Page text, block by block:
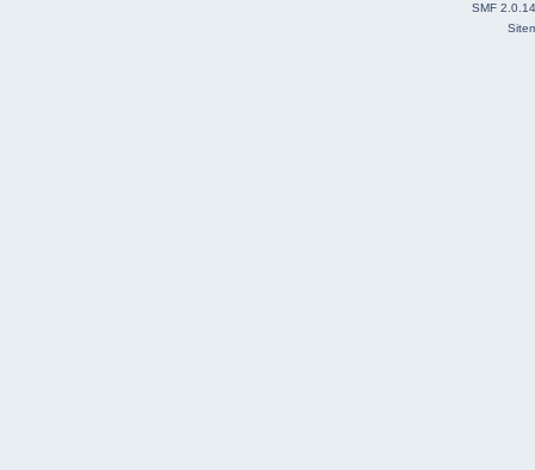
SMF 2.0.14